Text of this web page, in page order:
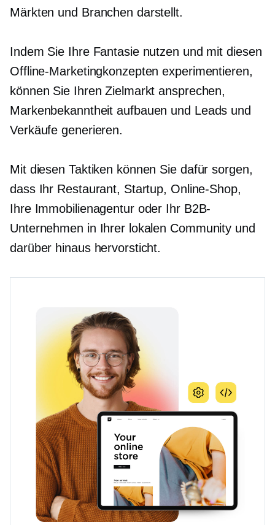
Märkten und Branchen darstellt.
Indem Sie Ihre Fantasie nutzen und mit diesen
Offline-Marketingkonzepten experimentieren,
können Sie Ihren Zielmarkt ansprechen,
Markenbekanntheit aufbauen und Leads und
Verkäufe generieren.
Mit diesen Taktiken können Sie dafür sorgen,
dass Ihr Restaurant, Startup, Online-Shop,
Ihre Immobilienagentur oder Ihr B2B-
Unternehmen in Ihrer lokalen Community und
darüber hinaus hervorsticht.